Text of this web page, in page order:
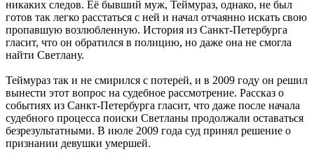
никаких следов. Её бывший муж, Теймураз, однако, не был
готов так легко расстаться с ней и начал отчаянно искать свою
пропавшую возлюбленную. История из Санкт-Петербурга
гласит, что он обратился в полицию, но даже она не смогла
найти Светлану.
Теймураз так и не смирился с потерей, и в 2009 году он решил
вынести этот вопрос на судебное рассмотрение. Рассказ о
событиях из Санкт-Петербурга гласит, что даже после начала
судебного процесса поиски Светланы продолжали оставаться
безрезультатными. В июле 2009 года суд принял решение о
признании девушки умершей.